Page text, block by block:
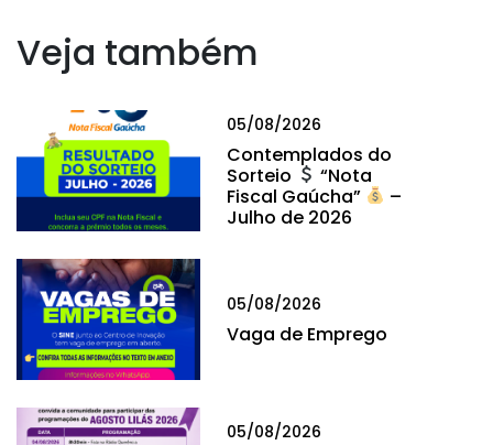
Veja também
05/08/2026
Contemplados do
Sorteio
“Nota
Fiscal Gaúcha”
–
Julho de 2026
05/08/2026
Vaga de Emprego
05/08/2026